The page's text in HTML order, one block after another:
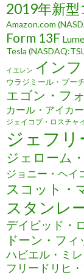
2019年新
Amazon.com
Form 13F
Tesla
イエレン イン
ウラジミール・プー
エゴン・フ
カール・アイカ
ジェイコブ・ロスチャ
ジェフ
ジェローム
ジョニー・ヘイ
スコット・
スタンレ
デイビッド・
ドーン・フ
ハビエル・ミレ
フリードリヒ